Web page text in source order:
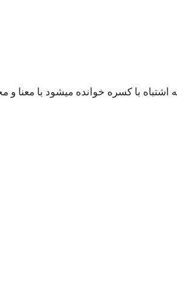
با کسره خوانده میشود با معنا و